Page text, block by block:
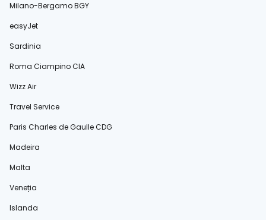
Milano-Bergamo BGY
easyJet
Sardinia
Roma Ciampino CIA
Wizz Air
Travel Service
Paris Charles de Gaulle CDG
Madeira
Malta
Veneția
Islanda